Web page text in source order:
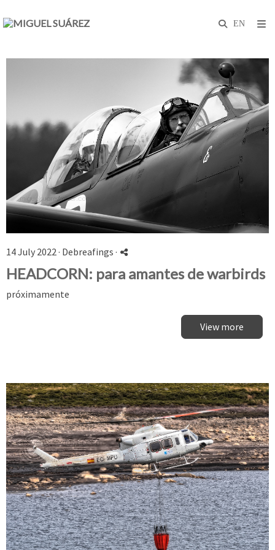
14 July 2022 · Debreafings ·
HEADCORN: para amantes de warbirds
próximamente
View more